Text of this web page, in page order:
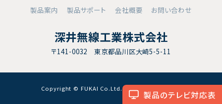
製品のテレビ対応表
製品案内 製品サポート 会社概要 お問い合わせ
深井無線工業株式会社
〒141-0032 東京都品川区大崎5-5-11
Copyright © FUKAI Co.Ltd. All RightsReserved.